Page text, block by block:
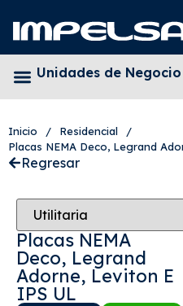
Unidades de Negocio
Inicio / Residencial
/
Placas NEMA Deco, Legrand
Regresar
Placas NEMA
Deco, Legrand
Adorne, Leviton E
IPS UL